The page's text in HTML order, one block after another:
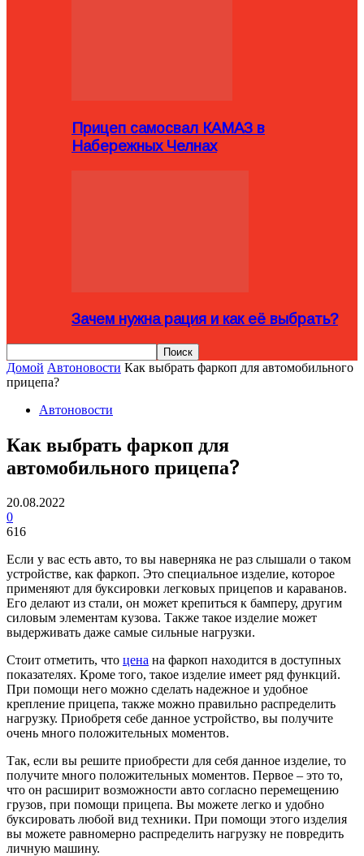
Прицеп самосвал КАМАЗ в
Набережных Челнах
Зачем нужна рация и как её выбрать?
Домой Автоновости Как выбрать фаркоп для автомобильного
прицепа?
Автоновости
Как выбрать фаркоп для
автомобильного прицепа?
20.08.2022
0
616
Если у вас есть авто, то вы наверняка не раз слышали о таком
устройстве, как фаркоп. Это специальное изделие, которое
применяют для буксировки легковых прицепов и караванов.
Его делают из стали, он может крепиться к бамперу, другим
силовым элементам кузова. Также такое изделие может
выдерживать даже самые сильные нагрузки.
Стоит отметить, что цена на фаркоп находится в доступных
показателях. Кроме того, такое изделие имеет ряд функций.
При помощи него можно сделать надежное и удобное
крепление прицепа, также можно правильно распределить
нагрузку. Приобретя себе данное устройство, вы получите
очень много положительных моментов.
Так, если вы решите приобрести для себя данное изделие, то
получите много положительных моментов. Первое – это то,
что он расширит возможности авто согласно перемещению
грузов, при помощи прицепа. Вы можете легко и удобно
буксировать любой вид техники. При помощи этого изделия
вы можете равномерно распределить нагрузку не повредить
личную машину.